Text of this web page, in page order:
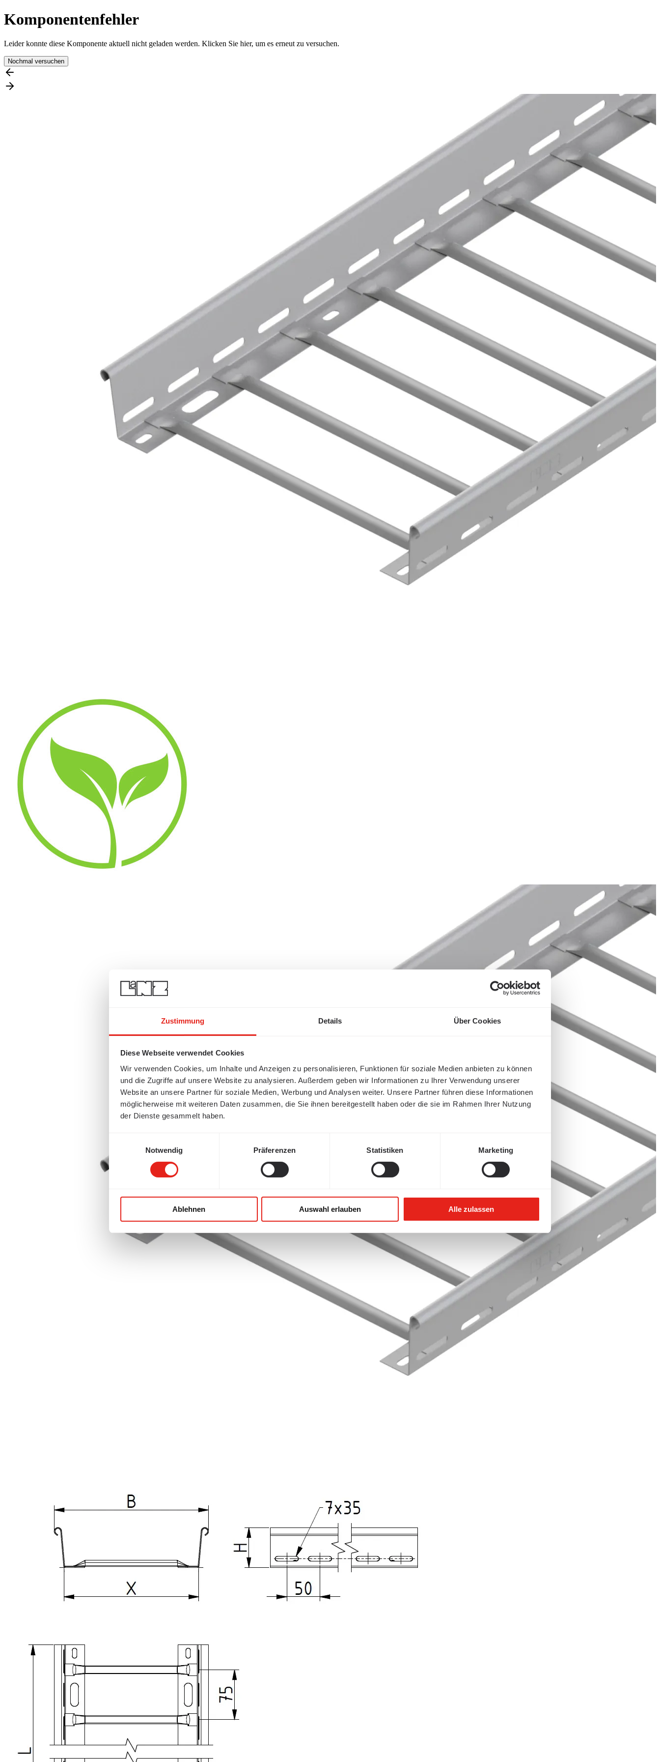
Zustimmung Details Über Cookies
Diese Webseite verwendet Cookies
Wir verwenden Cookies, um Inhalte und Anzeigen zu personalisieren, Funktionen für soziale Medien anbieten zu können
und die Zugriffe auf unsere Website zu analysieren. Außerdem geben wir Informationen zu Ihrer Verwendung unserer
Website an unsere Partner für soziale Medien, Werbung und Analysen weiter. Unsere Partner führen diese Informationen
möglicherweise mit weiteren Daten zusammen, die Sie ihnen bereitgestellt haben oder die sie im Rahmen Ihrer Nutzung
der Dienste gesammelt haben.
Notwendig
Präferenzen Statistiken Marketing
Ablehnen Auswahl erlauben Alle zulassen
Komponentenfehler
Leider konnte diese Komponente aktuell nicht geladen werden. Klicken Sie hier, um es erneut zu versuchen.
Nochmal versuchen